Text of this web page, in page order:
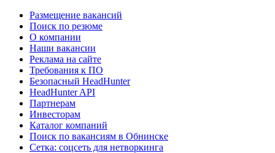
Размещение вакансий
Поиск по резюме
О компании
Наши вакансии
Реклама на сайте
Требования к ПО
Безопасный HeadHunter
HeadHunter API
Партнерам
Инвесторам
Каталог компаний
Поиск по вакансиям в Обнинске
Сетка: соцсеть для нетворкинга